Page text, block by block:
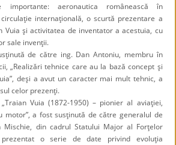
importante: aeronautica românească în
internaţională, o scurtă prezentare a
Vuia şi activitatea de inventator a acestuia, cu
sale invenţii.
de către ing. Dan Antoniu, membru în
„Realizări tehnice care au la bază concept şi
deşi a avut un caracter mai mult tehnic, a
celor prezenţi.
Vuia (1872-1950) – pionier al aviaţiei,
motor”, a fost susţinută de către generalul de
din cadrul Statului Major al Forţelor
o serie de date privind evoluţia